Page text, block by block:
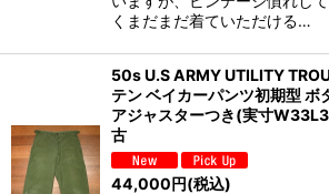
くまだまだ着ていただける…
50s U.S ARMY UTILITY
テン ベイカーパンツ初期型 ボ
アジャスターつき(実寸
古
44,000円(税込)